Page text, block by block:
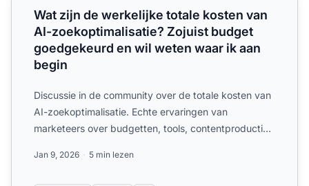
Wat zijn de werkelijke totale kosten van
AI-zoekoptimalisatie? Zojuist budget
goedgekeurd en wil weten waar ik aan
begin
Discussie in de community over de totale kosten van
AI-zoekoptimalisatie. Echte ervaringen van
marketeers over budgetten, tools, contentproductie
Jan 9, 2026 5 min lezen